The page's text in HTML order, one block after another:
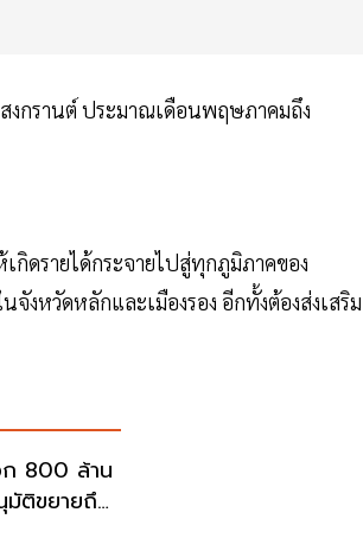
งกรานต์ ประมาณเดือนพฤษภาคมถึง
กิดรายได้กระจายไปสู่ทุกภูมิภาคของ
งหวัดหลักและเมืองรอง อีกทั้งต้องส่งเสริม
ก 800 ล้าน